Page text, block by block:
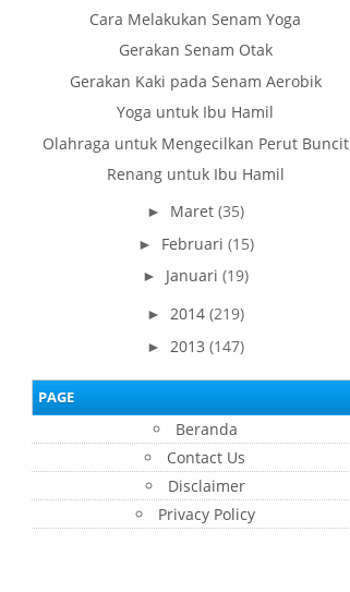
Cara Melakukan Senam Yoga
Gerakan Senam Otak
Gerakan Kaki pada Senam Aerobik
Yoga untuk Ibu Hamil
Olahraga untuk Mengecilkan Perut Buncit
Renang untuk Ibu Hamil
► Maret (35)
► Februari (15)
► Januari (19)
► 2014 (219)
► 2013 (147)
PAGE
Beranda
Contact Us
Disclaimer
Privacy Policy